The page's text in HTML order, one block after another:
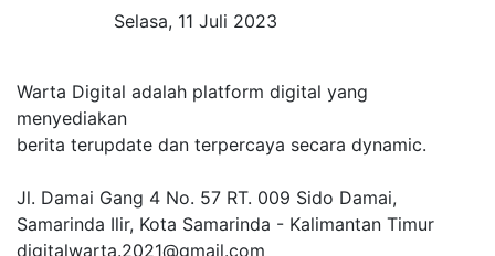
Selasa, 11 Juli 2023
Warta Digital adalah platform digital yang
menyediakan
berita terupdate dan terpercaya secara dynamic.
Jl. Damai Gang 4 No. 57 RT. 009 Sido Damai,
Samarinda Ilir, Kota Samarinda - Kalimantan Timur
digitalwarta.2021@gmail.com